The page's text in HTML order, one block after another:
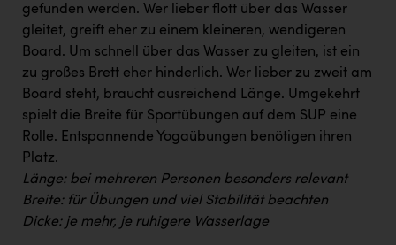
Dopgas
kunden basics
kontakt
gefunden werden. Wer lieber flott über das Wasser
gleitet, greift eher zu einem kleineren, wendigeren
Board. Um schnell über das Wasser zu gleiten, ist ein
zu großes Brett eher hinderlich. Wer lieber zu zweit am
Board steht, braucht ausreichend Länge. Umgekehrt
spielt die Breite für Sportübungen auf dem SUP eine
Rolle. Entspannende Yogaübungen benötigen ihren
Platz.
Länge: bei mehreren Personen besonders relevant
Breite: für Übungen und viel Stabilität beachten
Dicke: je mehr, je ruhigere Wasserlage